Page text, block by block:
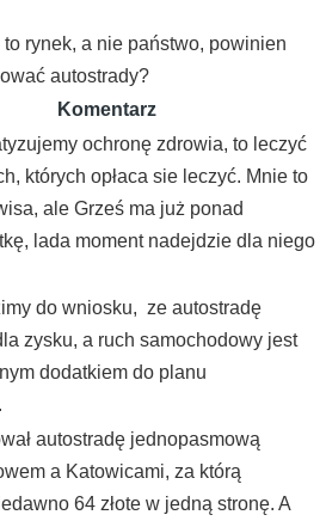
to rynek, a nie państwo, powinien
autostrady?
Komentarz
ochronę zdrowia, to leczyć
których opłaca sie leczyć. Mnie to
ale Grześ ma już ponad
lada moment nadejdzie dla niego
do wniosku, ze autostradę
zysku, a ruch samochodowy jest
dodatkiem do planu
autostradę jednopasmową
a Katowicami, za którą
64 złote w jedną stronę. A